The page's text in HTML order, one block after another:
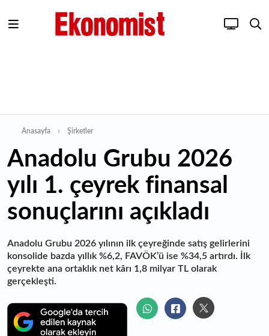
Anasayfa Şirketler
Anadolu Grubu 2026
yılı 1. çeyrek finansal
sonuçlarını açıkladı
Anadolu Grubu 2026 yılının ilk çeyreğinde satış gelirlerini
konsolide bazda yıllık %6,2, FAVÖK’ü ise %34,5 artırdı. İlk
çeyrekte ana ortaklık net kârı 1,8 milyar TL olarak
gerçekleşti.